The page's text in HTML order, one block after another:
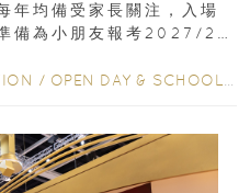
年均備受家長關注，入場
備為小朋友報考2027/28
/ OPEN DAY & SCHOOL EVENTS